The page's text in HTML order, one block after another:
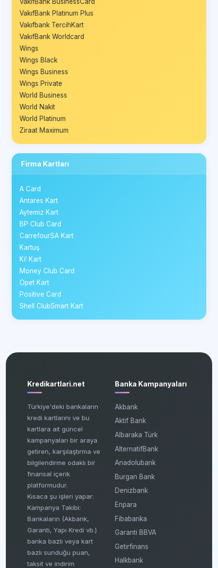
VakıfBank BusinessCard
VakıfBank Platinum Plus
Vakıfbank TercihKart
VakıfBank Worldcard
Wings
Wings Black
Wings Business
Wings Private
World Business
World Nakit
World Platinum
Ziraat Maximum
Firma Kartları
A Card
Antares Kart
Aytemiz Kart
BP Club Card
CarrefourSA Kart
Kartuş
Ki! Kart
Money Club Card
Opet Kart
Positive Card
Shell ClubSmart Kart
Kredikartlari.net
Türkiye'deki bankaların
kredi kartlarını ve bu
kartlara ait güncel
kampanyaları bir araya
getiren, karşılaştırma ve
bilgilendirme odaklı bir
finansal içerik
platformudur.
Kısaca şu işleri yapar:
Kampanya Takibi:
Bankaların (Akbank,
Garanti, Yapı Kredi vb.)
banka bazlı veya kart
bazlı sunduğu puan,
taksit ve indirim
Banka Kampanyaları
Akbank
Aktif Bank
Albaraka Türk
AlternatifBank
Anadolubank
Burgan Bank
Denizbank
Enpara
Fibabanka
Garanti BBVA
Getirfinans
Halkbank